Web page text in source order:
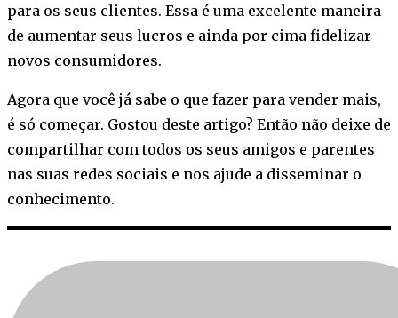
para os seus clientes. Essa é uma excelente maneira
de aumentar seus lucros e ainda por cima fidelizar
novos consumidores.
Agora que você já sabe o que fazer para vender mais,
é só começar. Gostou deste artigo? Então não deixe de
compartilhar com todos os seus amigos e parentes
nas suas redes sociais e nos ajude a disseminar o
conhecimento.